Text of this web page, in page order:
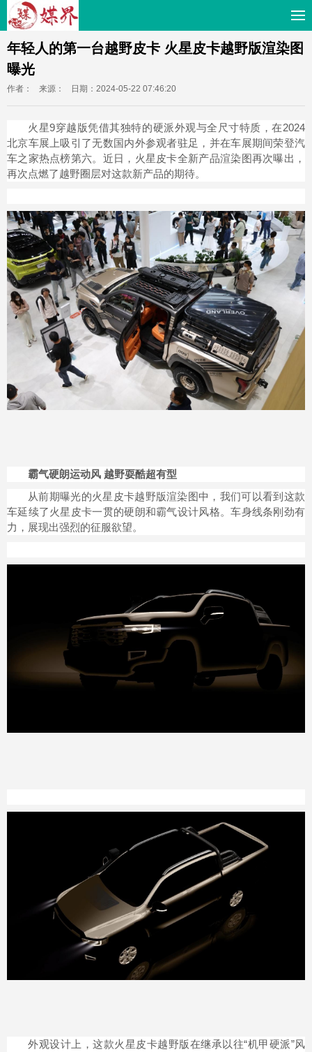
年轻人的第一台越野皮卡 火星皮卡越野版渲染图
曝光
作者： 来源： 日期：2024-05-22 07:46:20
火星9穿越版凭借其独特的硬派外观与全尺寸特质，在2024
北京车展上吸引了无数国内外参观者驻足，并在车展期间荣登汽
车之家热点榜第六。近日，火星皮卡全新产品渲染图再次曝出，
再次点燃了越野圈层对这款新产品的期待。
霸气硬朗运动风 越野耍酷超有型
从前期曝光的火星皮卡越野版渲染图中，我们可以看到这款
车延续了火星皮卡一贯的硬朗和霸气设计风格。车身线条刚劲有
力，展现出强烈的征服欲望。
外观设计上，这款火星皮卡越野版在继承以往“机甲硬派”风